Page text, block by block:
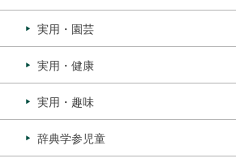
実用・園芸
実用・健康
実用・趣味
辞典学参児童